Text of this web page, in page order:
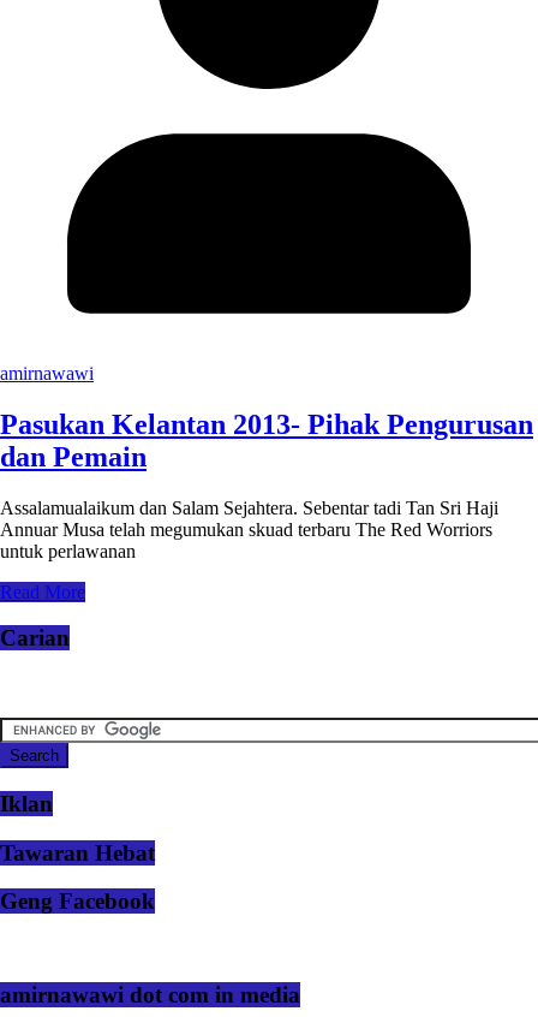
amirnawawi
Pasukan Kelantan 2013- Pihak Pengurusan
dan Pemain
Assalamualaikum dan Salam Sejahtera. Sebentar tadi Tan Sri Haji
Annuar Musa telah megumukan skuad terbaru The Red Worriors
untuk perlawanan
Read More
Carian
Iklan
Tawaran Hebat
Geng Facebook
amirnawawi dot com in media